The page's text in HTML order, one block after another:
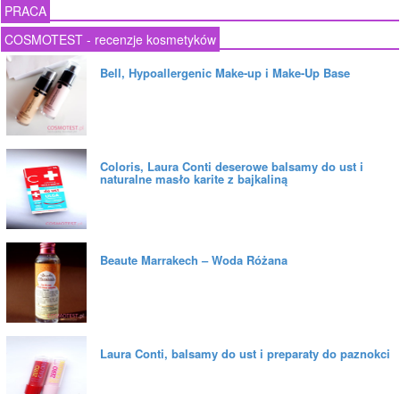
PRACA
COSMOTEST - recenzje kosmetyków
Bell, Hypoallergenic Make-up i Make-Up Base
Coloris, Laura Conti deserowe balsamy do ust i
naturalne masło karite z bajkaliną
Beaute Marrakech – Woda Różana
Laura Conti, balsamy do ust i preparaty do paznokci